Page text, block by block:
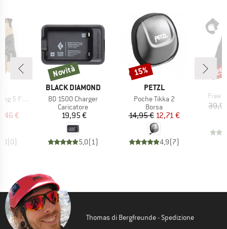
Finger
ridotto
€
(0)
MARCHIO
BLACK DIAMOND
Articolo
BD 1500 Charger
Gruppo di prodotti
Caricatore
Prezzo
19,95 €
5,0(1)
Novità
Novità
MARCHIO
PETZL
Articolo
Poche Tikka 2
Gruppo di prodotti
Borsa
Prezzo
14,95 €Prezzo ridotto
12,71 €
4,9(7)
Sconto
15%
Free
Thomas di Bergfreunde - Spedizione